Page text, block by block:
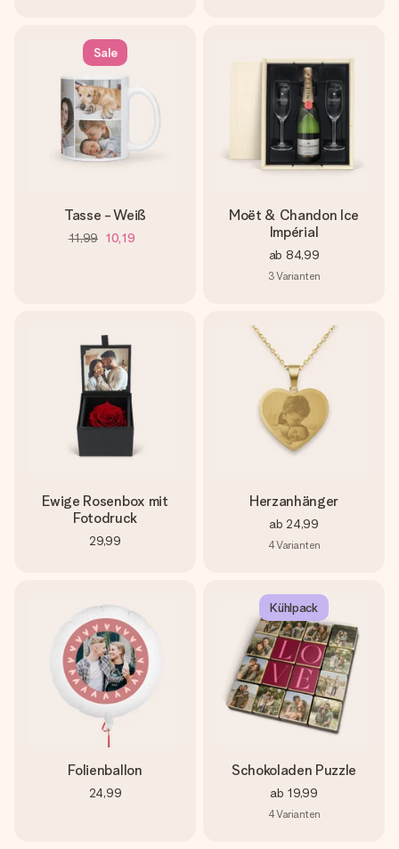
Sale
Tasse - Weiß
11,99 10,19
Moët & Chandon Ice
Impérial
ab 84,99
3Varianten
Ewige Rosenbox mit
Fotodruck
29,99
Herzanhänger
ab 24,99
4Varianten
Folienballon
24,99
Kühlpack
Schokoladen Puzzle
ab 19,99
4Varianten